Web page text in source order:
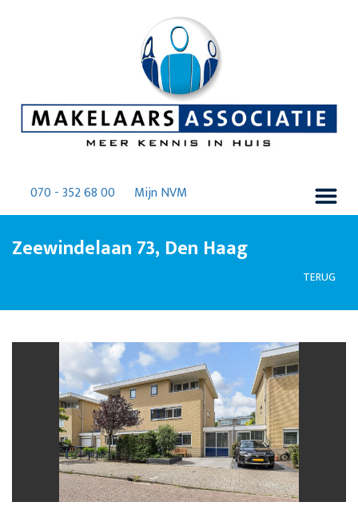
070 - 352 68 00 Mijn NVM
Zeewindelaan 73, Den Haag
TERUG
vorige